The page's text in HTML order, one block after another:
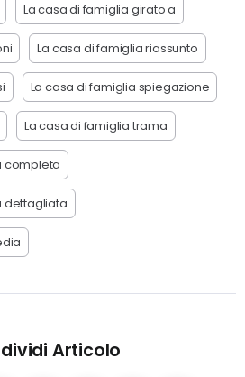
La casa di famiglia girato a
La casa di famiglia riassunto
La casa di famiglia spiegazione
La casa di famiglia trama
completa
dettagliata
Articolo